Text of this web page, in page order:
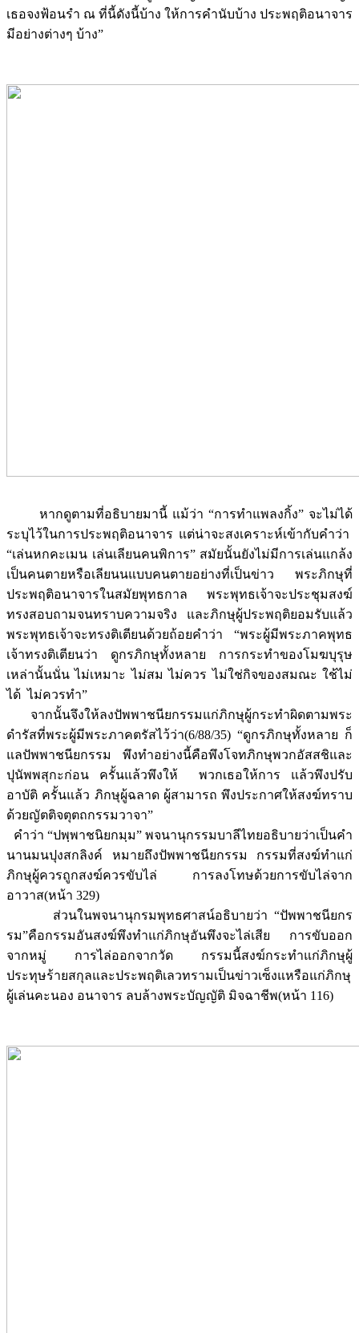
เธอจงฟ้อนรำ ณ ที่นี้ดังนี้บ้าง ให้การคำนับบ้าง ประพฤติอนาจาร
มีอย่างต่างๆ บ้าง”
หากดูตามที่อธิบายมานี้ แม้ว่า “การทำแพลงกิ้ง” จะไม่ได้
ระบุไว้ในการประพฤติอนาจาร แต่น่าจะสงเคราะห์เข้ากับคำว่า
“เล่นหกคะเมน เล่นเลียนคนพิการ” สมัยนั้นยังไม่มีการเล่นแกล้ง
เป็นคนตายหรือเลียนนแบบคนตายอย่างที่เป็นข่าว พระภิกษุที่
ประพฤติอนาจารในสมัยพุทธกาล พระพุทธเจ้าจะประชุมสงฆ์
ทรงสอบถามจนทราบความจริง และภิกษุผู้ประพฤติยอมรับแล้ว
พระพุทธเจ้าจะทรงติเตียนด้วยถ้อยคำว่า “พระผู้มีพระภาคพุทธ
เจ้าทรงติเตียนว่า ดูกรภิกษุทั้งหลาย การกระทำของโมฆบุรุษ
เหล่านั้นนั่น ไม่เหมาะ ไม่สม ไม่ควร ไม่ใช่กิจของสมณะ ใช้ไม่
ได้ ไม่ควรทำ”
จากนั้นจึงให้ลงปัพพาชนียกรรมแก่ภิกษุผู้กระทำผิดตามพระ
ดำรัสที่พระผู้มีพระภาคตรัสไว้ว่า(6/88/35) “ดูกรภิกษุทั้งหลาย ก็
แลปัพพาชนียกรรม พึงทำอย่างนี้คือพึงโจทภิกษุพวกอัสสชิและ
ปุนัพพสุกะก่อน ครั้นแล้วพึงให้ พวกเธอให้การ แล้วพึงปรับ
อาบัติ ครั้นแล้ว ภิกษุผู้ฉลาด ผู้สามารถ พึงประกาศให้สงฆ์ทราบ
ด้วยญัตติจตุตถกรรมวาจา”
คำว่า “ปพฺพาชนิยกมฺม” พจนานุกรรมบาลีไทยอธิบายว่าเป็นคำ
นานมนปุงสกลิงค์ หมายถึงปัพพาชนียกรรม กรรมที่สงฆ์ทำแก่
ภิกษุผู้ควรถูกสงฆ์ควรขับไล่ การลงโทษด้วยการขับไล่จาก
อาวาส(หน้า 329)
ส่วนในพจนานุกรมพุทธศาสน์อธิบายว่า “ปัพพาชนียกร
รม”คือกรรมอันสงฆ์พึงทำแก่ภิกษุอันพึงจะไล่เสีย การขับออก
จากหมู่ การไล่ออกจากวัด กรรมนี้สงฆ์กระทำแก่ภิกษุผู้
ประทุษร้ายสกุลและประพฤติเลวทรามเป็นข่าวเซ็งแหรือแก่ภิกษุ
ผู้เล่นคะนอง อนาจาร ลบล้างพระบัญญัติ มิจฉาชีพ(หน้า 116)